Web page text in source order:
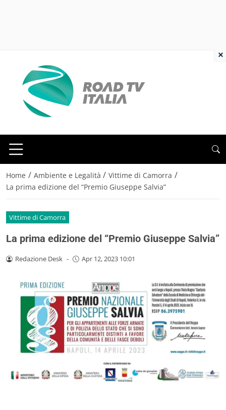
Home / Ambiente e Legalità / Vittime di Camorra /
La prima edizione del “Premio Giuseppe Salvia”
Vittime di Camorra
La prima edizione del “Premio Giuseppe Salvia”
Redazione Desk - Apr 12, 2023 10:01
×